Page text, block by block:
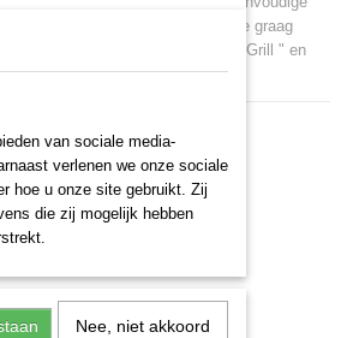
een must-have voor iedereen die graag
Bestel vandaag nog jouw " Park Grill " en
ervaring!
van sociale media-
verlenen we onze sociale
hoe u onze site gebruikt. Zij
die zij mogelijk hebben
Nee, niet akkoord